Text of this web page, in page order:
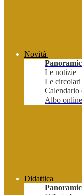
Novità
Le notizie
Le circolari
Calendario
Albo online
Didattica